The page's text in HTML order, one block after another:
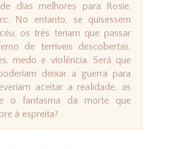
dias melhores para Rosie,
No entanto, se quisessem
os três teriam que passar
de terríveis descobertas,
medo e violência. Será que
deixar a guerra para
aceitar a realidade, as
o fantasma da morte que
à espreita?